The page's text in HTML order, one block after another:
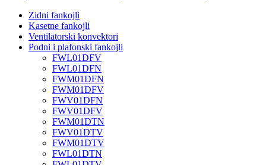
Zidni fankojli
Kasetne fankojli
Ventilatorski konvektori
Podni i plafonski fankojli
FWL01DFV
FWL01DFN
FWM01DFN
FWM01DFV
FWV01DFN
FWV01DFV
FWM01DTN
FWV01DTV
FWM01DTV
FWL01DTN